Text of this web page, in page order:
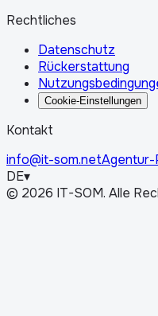
Rechtliches
Datenschutz
Rückerstattung
Cookie-Einstellungen
Kontakt
info@it-som.net
DE▾
© 2026 IT-SOM. Alle